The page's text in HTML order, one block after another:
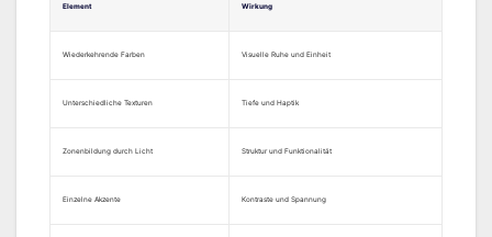
Element Wirkung
Wiederkehrende Farben Visuelle Ruhe und Einheit
Unterschiedliche Texturen Tiefe und Haptik
Zonenbildung durch Licht Struktur und Funktionalität
Einzelne Akzente Kontraste und Spannung